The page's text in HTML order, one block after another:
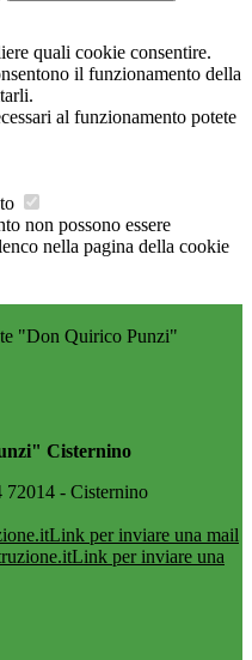
quali cookie consentire.
il funzionamento della
al funzionamento potete
non possono essere
nella pagina della cookie
"Don Quirico Punzi"
Cisternino
72014 - Cisternino
Link per inviare una mail
Link per inviare una